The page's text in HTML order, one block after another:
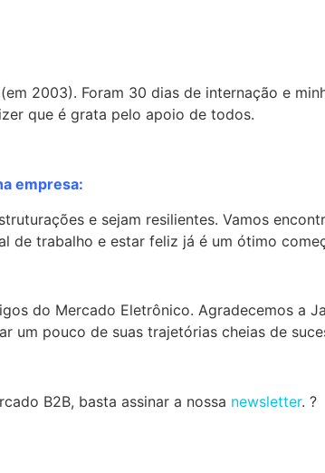
2003). Foram 30 dias de internação e
que é grata pelo apoio de todos.
empresa:
e sejam resilientes. Vamos
de trabalho e estar feliz já é um ótimo
do Mercado Eletrônico. Agradecemos a
um pouco de suas trajetórias cheias de
B2B, basta assinar a nossa newsletter. ?